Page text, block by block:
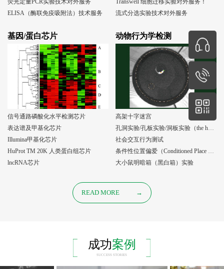
荧光定量PCR实验技术对外服务
ELISA（酶联免疫吸附法）技术服务
Transwell 细胞迁移实验对外服务！
流式分选实验技术对外服务
基因/蛋白芯片
信号通路磷酸化水平检测芯片
表达谱及甲基化芯片
Illumina甲基化芯片
HuProt TM 20K 人类蛋白组芯片
lncRNA芯片
动物行为学检测
高架十字迷宫
孔洞实验/孔板实验/洞板实验（the holeboard test）
社会交互行为测试
条件性位置偏爱（Conditioned Place Preference, CPP）实验
大小鼠明暗箱（黑白箱）实验
READ MORE →
成功案例
SUCCESS STORIES